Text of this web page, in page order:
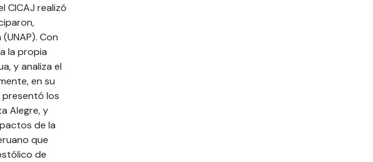
CICAJ realizó
Con
la propia
y analiza el
en su
presentó los
Alegre, y
de la
que
de